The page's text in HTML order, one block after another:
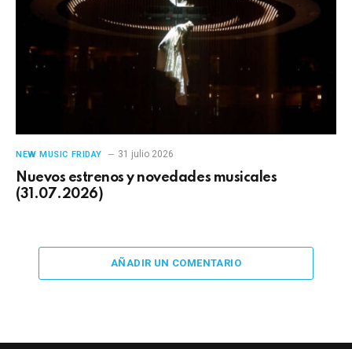
NEW MUSIC FRIDAY 31 julio 2026
Nuevos estrenos y novedades musicales
(31.07.2026)
AÑADIR UN COMENTARIO